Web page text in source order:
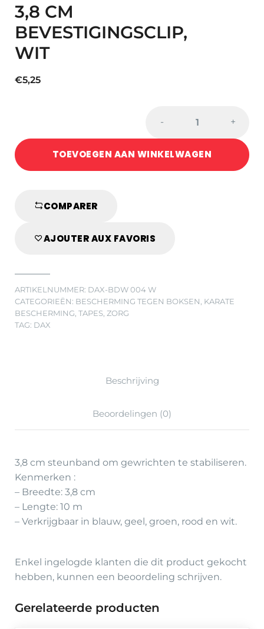
3,8 CM
BEVESTIGINGSCLIP,
WIT
€5,25
BEVESTIGINGSCLIP,
WIT
quantity
- +
TOEVOEGEN AAN WINKELWAGEN
COMPARER
AJOUTER AUX FAVORIS
ARTIKELNUMMER: DAX-BDW 004 W
CATEGORIEËN: BESCHERMING TEGEN BOKSEN KARATE
BESCHERMING TAPES ZORG
TAG: DAX
Beschrijving
Beoordelingen (0)
3,8 cm steunband om gewrichten te stabiliseren.
Kenmerken :
– Breedte: 3,8 cm
– Lengte: 10 m
– Verkrijgbaar in blauw, geel, groen, rood en wit.
Enkel ingelogde klanten die dit product gekocht
hebben, kunnen een beoordeling schrijven.
Gerelateerde producten